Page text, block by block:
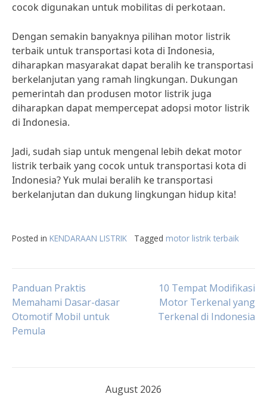
cocok digunakan untuk mobilitas di perkotaan.
Dengan semakin banyaknya pilihan motor listrik
terbaik untuk transportasi kota di Indonesia,
diharapkan masyarakat dapat beralih ke transportasi
berkelanjutan yang ramah lingkungan. Dukungan
pemerintah dan produsen motor listrik juga
diharapkan dapat mempercepat adopsi motor listrik
di Indonesia.
Jadi, sudah siap untuk mengenal lebih dekat motor
listrik terbaik yang cocok untuk transportasi kota di
Indonesia? Yuk mulai beralih ke transportasi
berkelanjutan dan dukung lingkungan hidup kita!
Posted in KENDARAAN LISTRIK Tagged motor listrik terbaik
Post
navigation
Panduan Praktis
Memahami Dasar-dasar
Otomotif Mobil untuk
Pemula
10 Tempat Modifikasi
Motor Terkenal yang
Terkenal di Indonesia
August 2026